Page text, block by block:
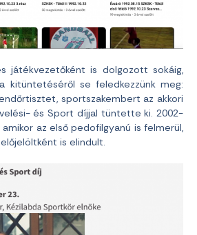
játékvezetőként is dolgozott sokáig,
kitüntetéséről se feledkezzünk meg:
sportszakembert az akkori
és Sport díjjal tüntette ki. 2002-
az első pedofilgyanú is felmerül,
is elindult.